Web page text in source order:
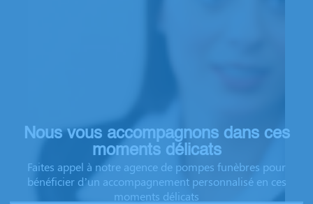
Nous vous accompagnons dans ces
moments délicats
Faites appel à notre agence de pompes funèbres pour
bénéficier d’un accompagnement personnalisé en ces
moments délicats